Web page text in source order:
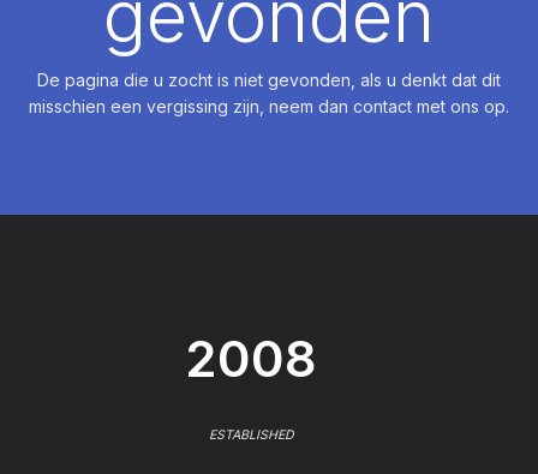
De pagina die u zocht is niet gevonden, als u denkt dat dit
misschien een vergissing zijn, neem dan contact met ons op.
2008
ESTABLISHED